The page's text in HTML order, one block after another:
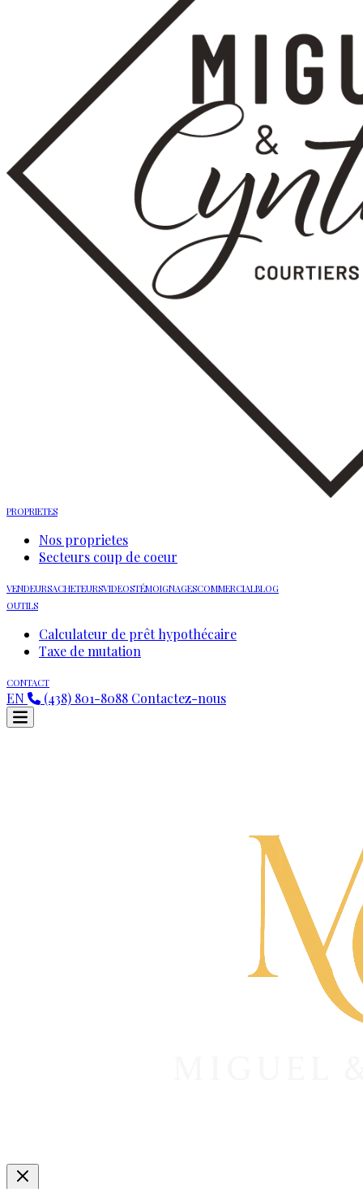
PROPRIETES
Nos proprietes
Secteurs coup de coeur
VENDEURSACHETEURSVIDEOSTÉMOIGNAGESCOMMERCIALBLOG
OUTILS
Calculateur de prêt hypothécaire
Taxe de mutation
CONTACT
EN (438) 801-8088 Contactez-nous